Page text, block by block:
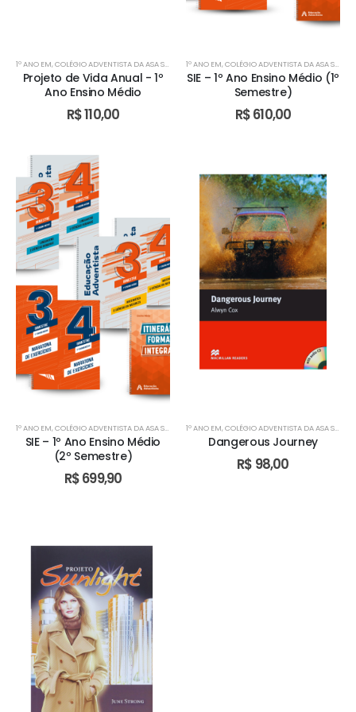
1º ANO EM,COLÉGIO ADVENTISTA DA ASA SUL COLÉGIO ADVENTISTA DE ÁGUAS CLARAS,
Projeto de Vida Anual - 1º
Ano Ensino Médio
R$110,00
1º ANO EM,COLÉGIO ADVENTISTA DA ASA SUL
SIE – 1º Ano Ensino Médio (1º
Semestre)
R$610,00
1º ANO EM,COLÉGIO ADVENTISTA DA ASA SUL COLÉGIO ADVENTISTA DE ÁGUAS CLARAS,
SIE – 1º Ano Ensino Médio
(2º Semestre)
R$699,90
1º ANO EM,COLÉGIO ADVENTISTA DA ASA SUL
Dangerous Journey
R$ 98,00